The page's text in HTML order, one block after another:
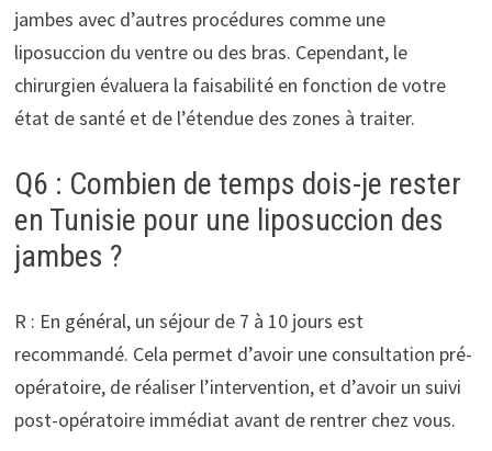
jambes avec d’autres procédures comme une
liposuccion du ventre ou des bras. Cependant, le
chirurgien évaluera la faisabilité en fonction de votre
état de santé et de l’étendue des zones à traiter.
Q6 : Combien de temps dois-je rester
en Tunisie pour une liposuccion des
jambes ?
R : En général, un séjour de 7 à 10 jours est
recommandé. Cela permet d’avoir une consultation pré-
opératoire, de réaliser l’intervention, et d’avoir un suivi
post-opératoire immédiat avant de rentrer chez vous.